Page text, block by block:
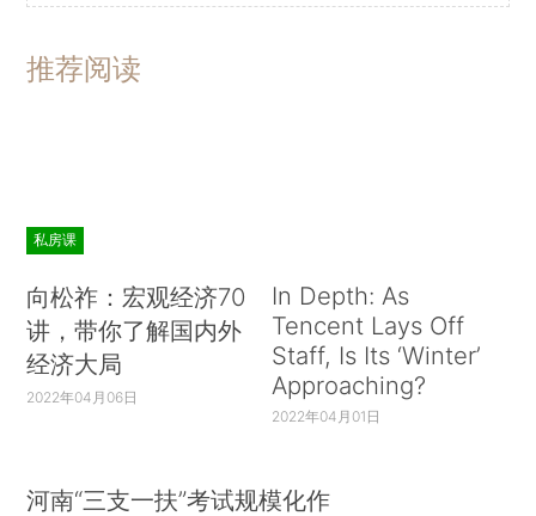
推荐阅读
私房课
向松祚：宏观经济70
讲，带你了解国内外
经济大局
2022年04月06日
In Depth: As
Tencent Lays Off
Staff, Is Its ‘Winter’
Approaching?
2022年04月01日
河南“三支一扶”考试规模化作